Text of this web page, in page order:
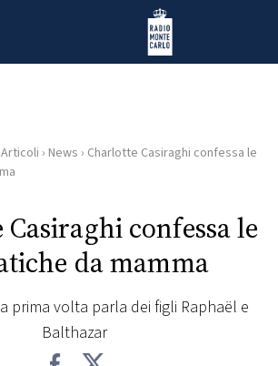
Radio Monte Carlo
Articoli › News › Charlotte Casiraghi confessa le
confessa le
da mamma
prima volta parla dei figli Raphaël e
Balthazar